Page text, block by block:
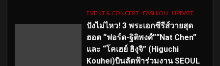
EVENT & CONCERT FASHION UPDATE
ปังไม่ไหว! 3 พระเอกซีรีส์วายสุด
ฮอต “ฟอร์ด-ฐิติพงศ์”“Nat Chen”
และ “โคเฮย์ ฮิงุจิ” (Higuchi
Kouhei)บินลัดฟ้าร่วมงาน SEOUL